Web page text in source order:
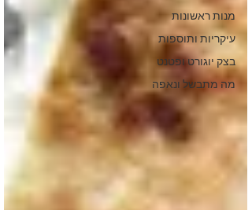
מנות ראשונות
עיקריות ותוספות
בצק יוגורט ופטנט
מה מתבשל ונאפה